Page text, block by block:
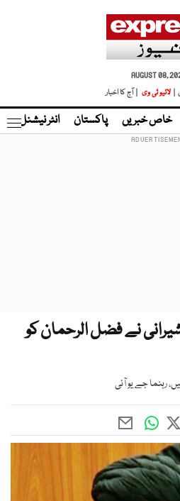
AUGUST 08,
|
لائیو ٹی وی | آج کا اخبار
خاص خبریں پاکستان انٹر نیشنل
شیرانی نے فضل الرحمان کو
رہنما جے یو آئی